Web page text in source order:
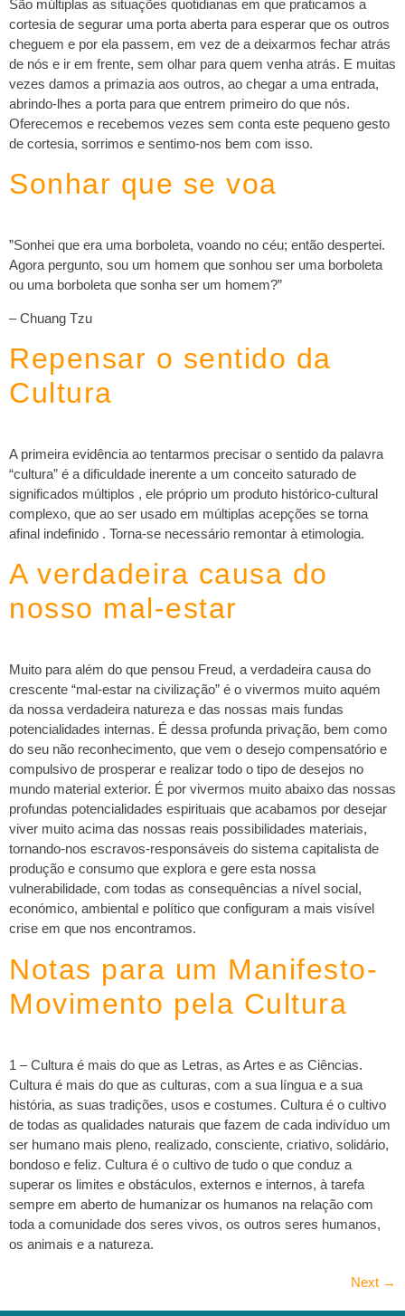
São múltiplas as situações quotidianas em que praticamos a
cortesia de segurar uma porta aberta para esperar que os outros
cheguem e por ela passem, em vez de a deixarmos fechar atrás
de nós e ir em frente, sem olhar para quem venha atrás. E muitas
vezes damos a primazia aos outros, ao chegar a uma entrada,
abrindo-lhes a porta para que entrem primeiro do que nós.
Oferecemos e recebemos vezes sem conta este pequeno gesto
de cortesia, sorrimos e sentimo-nos bem com isso.
Sonhar que se voa
‍”Sonhei que era uma borboleta, voando no céu; então despertei.
Agora pergunto, sou um homem que sonhou ser uma borboleta
ou uma borboleta que sonha ser um homem?”
– Chuang Tzu
Repensar o sentido da
Cultura
A primeira evidência ao tentarmos precisar o sentido da palavra
“cultura” é a dificuldade inerente a um conceito saturado de
significados múltiplos , ele próprio um produto histórico-cultural
complexo, que ao ser usado em múltiplas acepções se torna
afinal indefinido . Torna-se necessário remontar à etimologia.
A verdadeira causa do
nosso mal-estar
Muito para além do que pensou Freud, a verdadeira causa do
crescente “mal-estar na civilização” é o vivermos muito aquém
da nossa verdadeira natureza e das nossas mais fundas
potencialidades internas. É dessa profunda privação, bem como
do seu não reconhecimento, que vem o desejo compensatório e
compulsivo de prosperar e realizar todo o tipo de desejos no
mundo material exterior. É por vivermos muito abaixo das nossas
profundas potencialidades espirituais que acabamos por desejar
viver muito acima das nossas reais possibilidades materiais,
tornando-nos escravos-responsáveis do sistema capitalista de
produção e consumo que explora e gere esta nossa
vulnerabilidade, com todas as consequências a nível social,
económico, ambiental e político que configuram a mais visível
crise em que nos encontramos.
Notas para um Manifesto-
Movimento pela Cultura
1 – Cultura é mais do que as Letras, as Artes e as Ciências.
Cultura é mais do que as culturas, com a sua língua e a sua
história, as suas tradições, usos e costumes. Cultura é o cultivo
de todas as qualidades naturais que fazem de cada indivíduo um
ser humano mais pleno, realizado, consciente, criativo, solidário,
bondoso e feliz. Cultura é o cultivo de tudo o que conduz a
superar os limites e obstáculos, externos e internos, à tarefa
sempre em aberto de humanizar os humanos na relação com
toda a comunidade dos seres vivos, os outros seres humanos,
os animais e a natureza.
Next →